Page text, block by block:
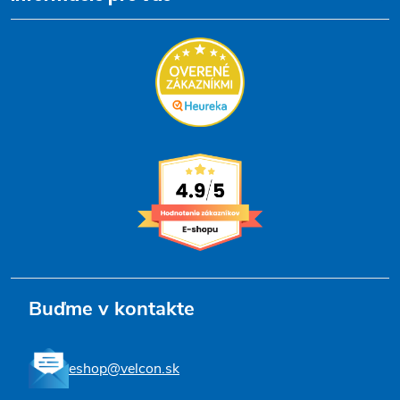
Buďme v kontakte
eshop@velcon.sk